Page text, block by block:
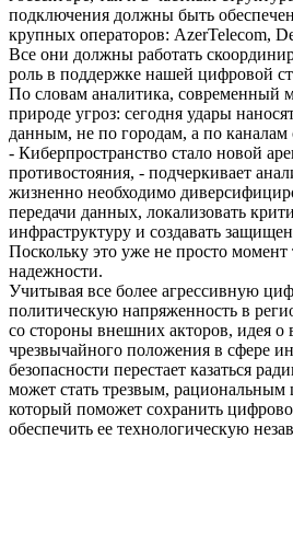
подключения должны быть
крупных операторов: AzerTelecom,
Все они должны работать
роль в поддержке нашей цифровой
По словам аналитика, современный
природе угроз: сегодня удары
данным, не по городам, а по каналам
- Киберпространство стало новой
противостояния, - подчеркивает
жизненно необходимо
передачи данных, локализовать
инфраструктуру и создавать
Поскольку это уже не просто момент
надежности.
Учитывая все более агрессивную
политическую напряженность в
со стороны внешних акторов, идея о
чрезвычайного положения в сфере
безопасности перестает казаться
может стать трезвым,
который поможет сохранить
обеспечить ее технологическую